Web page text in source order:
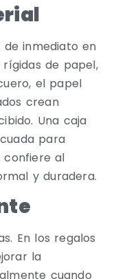
inmediato en
de papel,
el papel
crean
Una caja
para
confiere al
y duradera.
En los regalos
la
cuando